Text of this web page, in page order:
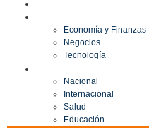
Economía y Finanzas
Negocios
Tecnología
Nacional
Internacional
Salud
Educación